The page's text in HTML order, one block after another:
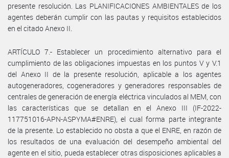
presente resolución. Las PLANIFICACIONES AMBIENTALES de los
agentes deberán cumplir con las pautas y requisitos establecidos
en el citado Anexo II.
ARTÍCULO 7.- Establecer un procedimiento alternativo para el
cumplimiento de las obligaciones impuestas en los puntos V y V.1
del Anexo II de la presente resolución, aplicable a los agentes
autogeneradores, cogeneradores y generadores responsables de
centrales de generación de energía eléctrica vinculados al MEM, con
las características que se detallan en el Anexo III (IF-2022-
117751016-APN-ASPYMA#ENRE), el cual forma parte integrante
de la presente. Lo establecido no obsta a que el ENRE, en razón de
los resultados de una evaluación del desempeño ambiental del
agente en el sitio, pueda establecer otras disposiciones aplicables a